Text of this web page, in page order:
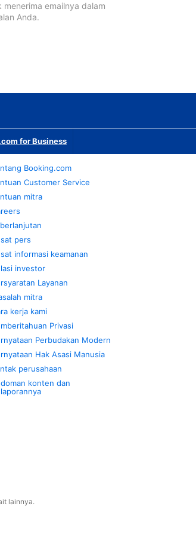
emailnya dalam
Anda.
for Business
Booking.com
Customer Service
mitra
pers
informasi keamanan
investor
Layanan
mitra
kerja kami
Privasi
Perbudakan Modern
Hak Asasi Manusia
perusahaan
konten dan
lainnya.